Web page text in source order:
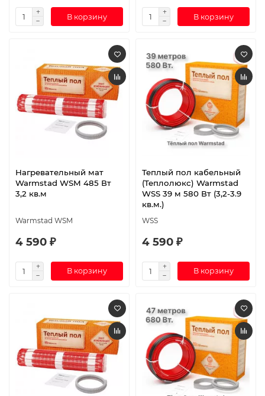
В корзину В корзину
Нагревательный мат
Warmstad WSM 485 Вт
3,2 кв.м
Warmstad WSM
4 590 ₽
В корзину
Теплый пол кабельный
(Теплолюкс) Warmstad
WSS 39 м 580 Вт (3,2-3.9
кв.м.)
WSS
4 590 ₽
В корзину